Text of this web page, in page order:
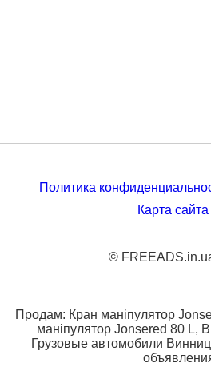
Политика
Карта сайта
©
Продам: Кран маніпулятор
маніпулятор Jonsered 80 L,
Грузовые автомобили